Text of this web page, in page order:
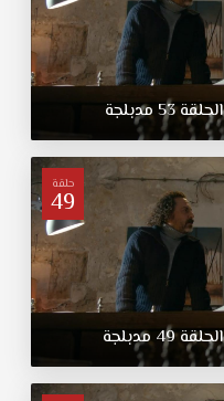
الحلقة53مدبلجة
حلقة
49
الحلقة49 مدبلجة